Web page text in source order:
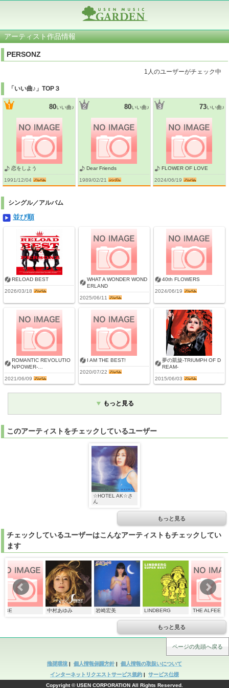
アーティスト作品情報
PERSONZ
1人のユーザーがチェック中
「いい曲♪」TOP３
80いい曲♪
恋をしよう
1991/12/04
80いい曲♪
Dear Friends
1989/02/21
73いい曲♪
FLOWER OF LOVE
2024/06/19
シングル／アルバム
並び順
RELOAD BEST
2026/03/18
WHAT A WONDER WOND
ERLAND
2025/06/11
40th FLOWERS
2024/06/19
ROMANTIC REVOLUTIO
N/POWER-…
2021/06/09
I AM THE BEST!
2020/07/22
夢の凱旋-TRIUMPH OF D
REAM-
2015/06/03
もっと見る
このアーティストをチェックしているユーザー
☆HOTEL AK☆さ
ん
ん
もっと見る
チェックしているユーザーはこんなアーティストもチェックしてい
ます
中村あゆみ LINDBERG THE ALFEE
もっと見る
ページの先頭へ戻る
推奨環境 | 個人情報保護方針 | 個人情報の取扱いについて
インターネットリクエストサービス規約 | サービス仕様
Copyright © USEN CORPORATION All Rights Reserved.